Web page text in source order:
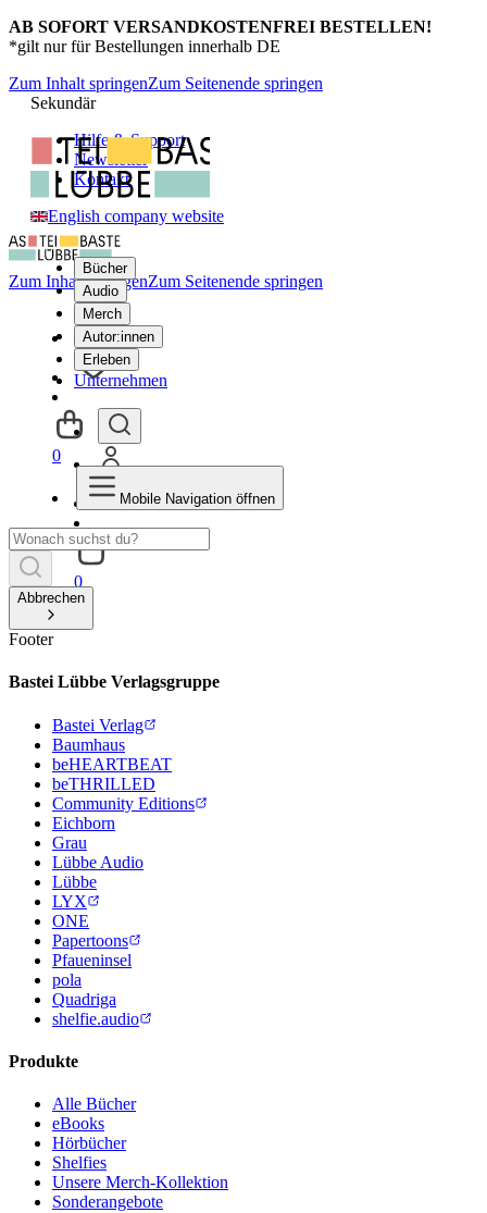
AB SOFORT VERSANDKOSTENFREI BESTELLEN!
*gilt nur für Bestellungen innerhalb DE
Zum Inhalt springenZum Seitenende springen
Sekundär
Hilfe & Support
Newsletter
Kontakt
English company website
Bücher
Audio
Merch
Autor:innen
Erleben
Unternehmen
0
Zum Inhalt springenZum Seitenende springen
0
Mobile Navigation öffnen
Abbrechen
Footer
Bastei Lübbe Verlagsgruppe
Bastei Verlag
Baumhaus
beHEARTBEAT
beTHRILLED
Community Editions
Eichborn
Grau
Lübbe Audio
Lübbe
LYX
ONE
Papertoons
Pfaueninsel
pola
Quadriga
shelfie.audio
Produkte
Alle Bücher
eBooks
Hörbücher
Shelfies
Unsere Merch-Kollektion
Sonderangebote